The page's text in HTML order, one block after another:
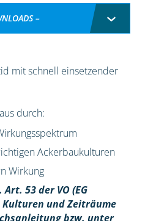
–
mit schnell einsetzender
durch:
Ackerbaukulturen
Wirkung
53 der VO (EG
Kulturen und Zeiträume
bzw. unter